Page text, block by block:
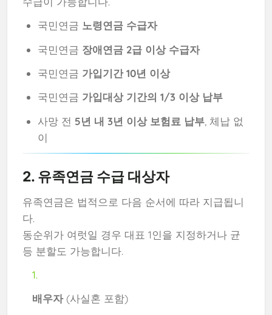
국민연금 노령연금 수급자
국민연금 장애연금 2급 이상 수급자
국민연금 가입기간 10년 이상
국민연금 가입대상 기간의 1/3 이상 납부
사망 전 5년 내 3년 이상 보험료 납부, 체납 없
이
2. 유족연금 수급 대상자
유족연금은 법적으로 다음 순서에 따라 지급됩니
다.
동순위가 여럿일 경우 대표 1인을 지정하거나 균
등 분할도 가능합니다.
배우자(사실혼 포함)